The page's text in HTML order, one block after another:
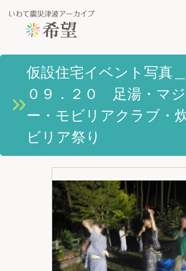
いわて震災津波アーカイブとは
岩手県の被害状況
復興の軌跡
Foreign Laguage
テーマから探す 地図から探す
仮設住宅イベント写真
０９．２０ 足湯・マ
ー・モビリアクラブ・
ビリア祭り